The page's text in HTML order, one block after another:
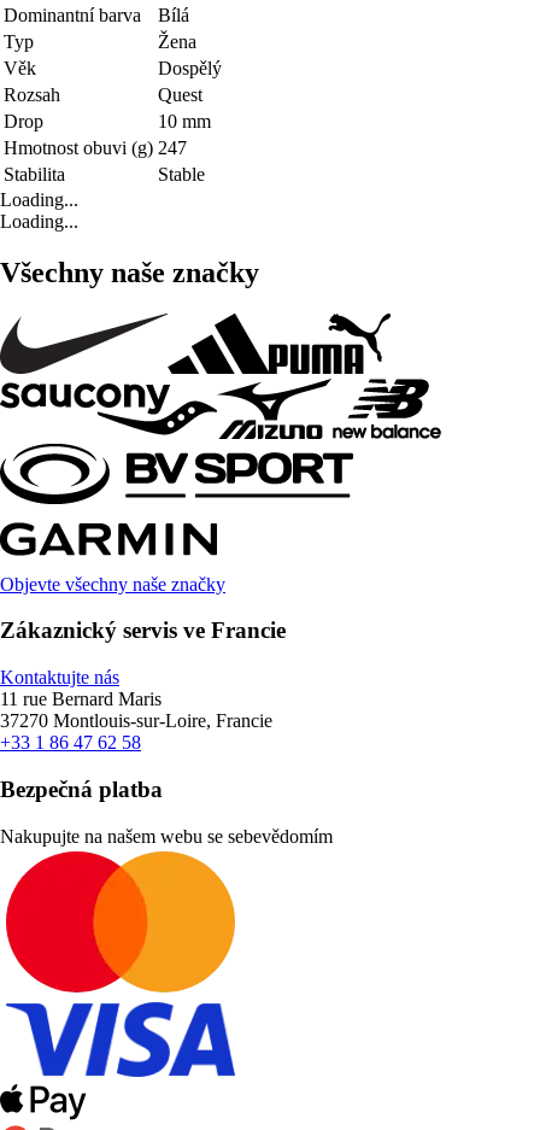
Dominantní barva
Bílá
Typ
Žena
Věk
Dospělý
Rozsah
Quest
Drop
10 mm
Hmotnost obuvi (g) 247
Stabilita
Stable
Loading...
Loading...
Všechny naše značky
Objevte všechny naše značky
Zákaznický servis ve Francie
Kontaktujte nás
11 rue Bernard Maris
37270 Montlouis-sur-Loire, Francie
+33 1 86 47 62 58
Bezpečná platba
Nakupujte na našem webu se sebevědomím